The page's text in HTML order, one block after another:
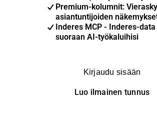
Premium-kolumnit:
asiantuntijoiden
Inderes MCP - Inderes-data
suoraan AI-työkaluihisi
Kirjaudu sisään
Luo ilmainen tunnus